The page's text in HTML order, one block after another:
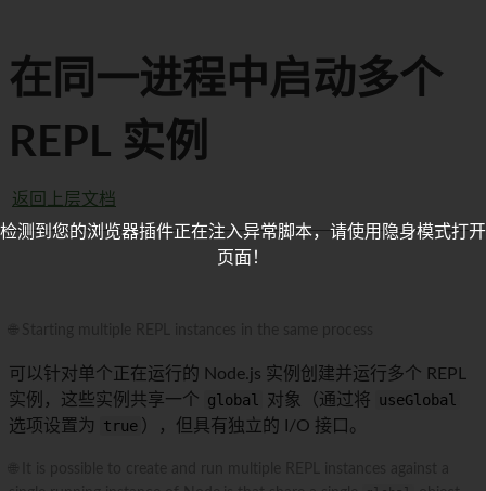
在同一进程中启动多个
REPL 实例
返回上层文档
可以针对单个正在运行的 Node.js 实例创建并运行多个 REPL
实例，这些实例共享一个 global 对象（通过将 useGlobal
选项设置为
true ），但具有独立的 I/O 接口。
检测到您的浏览器插件正在注入异常脚本，请使用隐身模式打开
页面！